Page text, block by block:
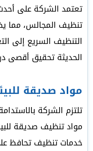
تعتمد الشركة على
تنظيف المجالس، مما
التنظيف السريع إلى
الحديثة تحقيق أقصى
مواد صديقة
تلتزم الشركة
مواد تنظيف صديقة
خدمات تنظيف تحافظ